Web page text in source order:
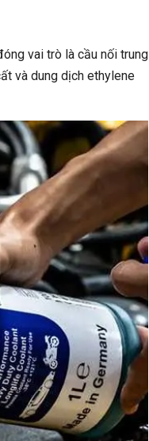
vai trò là cầu nối trung
và dung dịch ethylene